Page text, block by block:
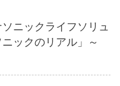
ニックライフソリュ
ックのリアル」～